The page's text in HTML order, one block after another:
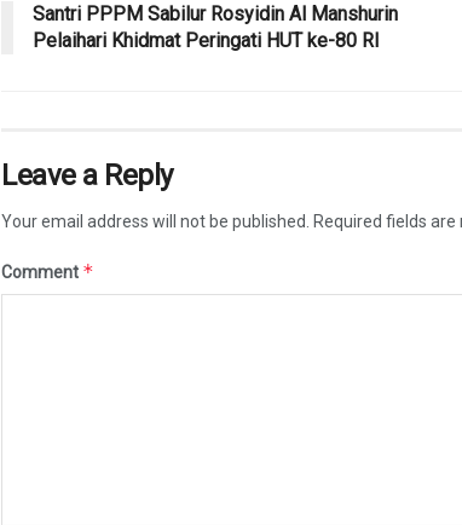
Santri PPPM Sabilur Rosyidin Al Manshurin
Pelaihari Khidmat Peringati HUT ke-80 RI
Leave a Reply
Your email address will not be published. Required fields are
Comment *